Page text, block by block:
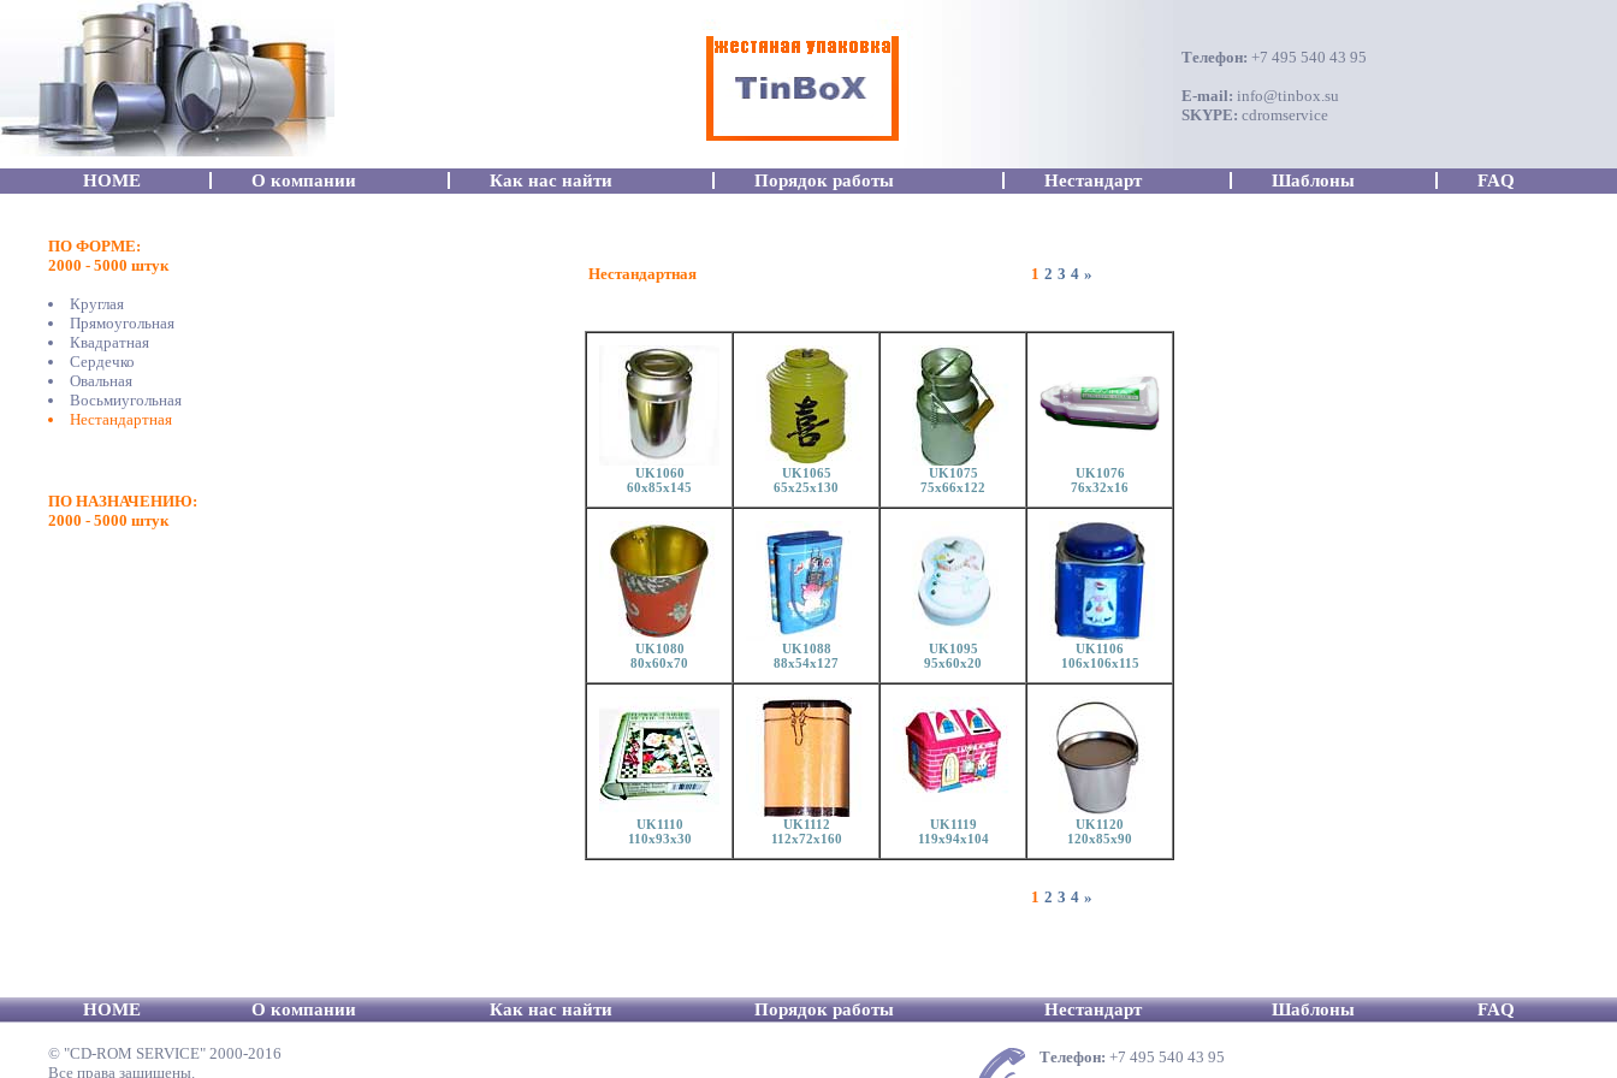
Телефон: +7 495 540 43 95
E-mail: info@tinbox.su
SKYPE: cdromservice
HOME О компании Как нас найти Порядок работы Нестандарт Шаблоны FAQ
ПО ФОРМЕ:
2000 - 5000 штук
Круглая
Прямоугольная
Квадратная
Сердечко
Овальная
Восьмиугольная
Нестандартная
ПО НАЗНАЧЕНИЮ:
2000 - 5000 штук
Нестандартная 1 2 3 4 »
UK1060
60x85x145
UK1065
65x25x130
UK1075
75x66x122
UK1076
76x32x16
UK1080
80x60x70
UK1088
88x54x127
UK1095
95x60x20
UK1106
106x106x115
UK1110
110x93x30
UK1112
112x72x160
UK1119
119x94x104
UK1120
120x85x90
1 2 3 4 »
HOME О компании Как нас найти Порядок работы Нестандарт Шаблоны FAQ
© "CD-ROM SERVICE" 2000-2016
Все права защищены.
Телефон: +7 495 540 43 95